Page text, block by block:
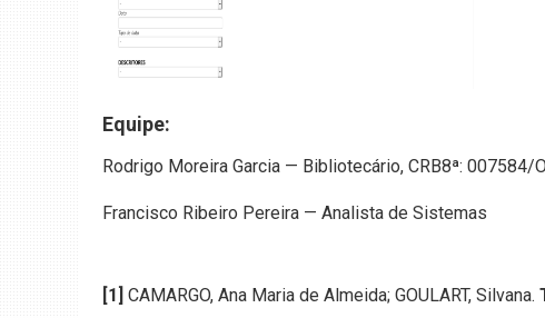
Equipe:
Rodrigo Moreira Garcia — Bibliotecário, CRB8ª: 007584/O
Francisco Ribeiro Pereira — Analista de Sistemas
[1] CAMARGO, Ana Maria de Almeida; GOULART, Silvana.